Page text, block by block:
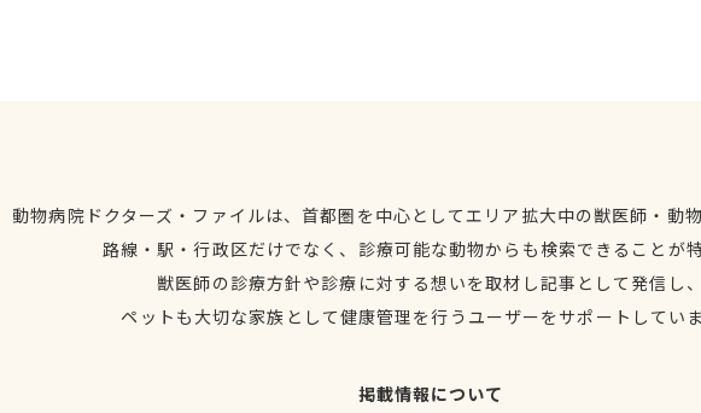
動物病院ドクターズ・ファイルは、首都圏を中心としてエリア拡大中の獣医師・動
路線・駅・行政区だけでなく、診療可能な動物からも検索できることが
獣医師の診療方針や診療に対する想いを取材し記事として発信し
ペットも大切な家族として健康管理を行うユーザーをサポートしてい
掲載情報について